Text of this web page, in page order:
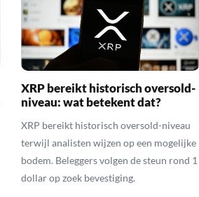
XRP bereikt historisch oversold-
niveau: wat betekent dat?
XRP bereikt historisch oversold-niveau
terwijl analisten wijzen op een mogelijke
bodem. Beleggers volgen de steun rond 1
dollar op zoek bevestiging.